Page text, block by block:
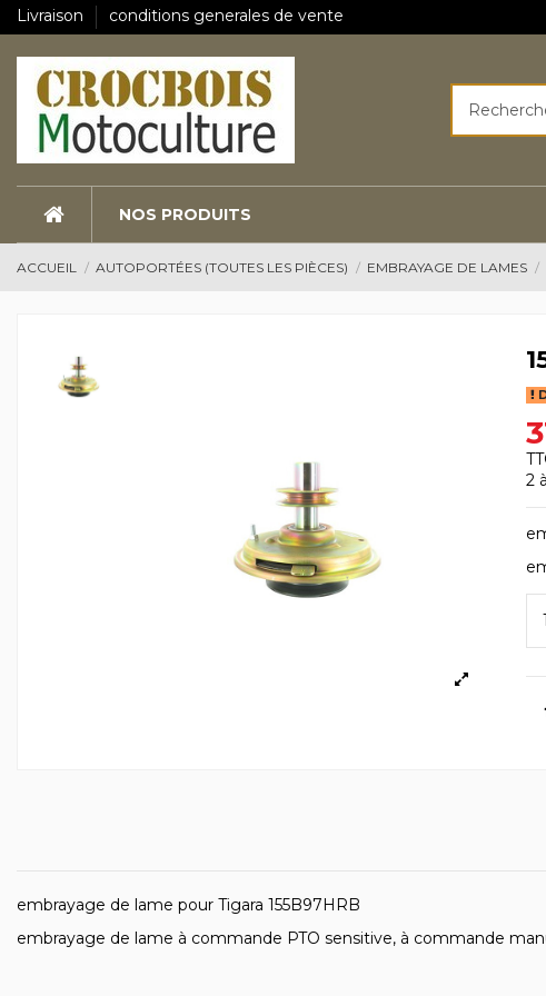
Livraison conditions generales de vente
NOS PRODUITS
ACCUEIL AUTOPORTÉES (TOUTES LES PIÈCES) EMBRAYAGE DE LAMES
2
embrayage de lame pour Tigara 155B97HRB
embrayage de lame à commande PTO sensitive, à commande